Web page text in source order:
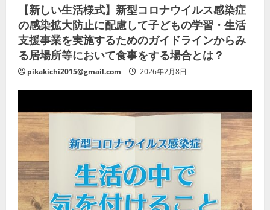
【新しい生活様式】新型コロナウイルス感染症
の感染拡大防止に配慮して子どもの学習・生活
支援事業を実施するためのガイドラインからみ
る居場所等において食事をする場合とは？
pikakichi2015@gmail.com 2026年2月8日